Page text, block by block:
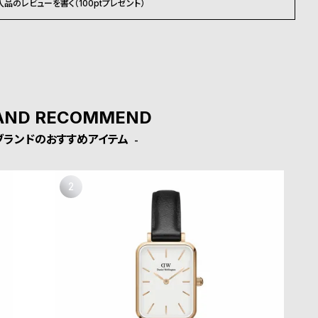
品のレビューを書く（100ptプレゼント）
RECOMMEND
ランドのおすすめアイテム